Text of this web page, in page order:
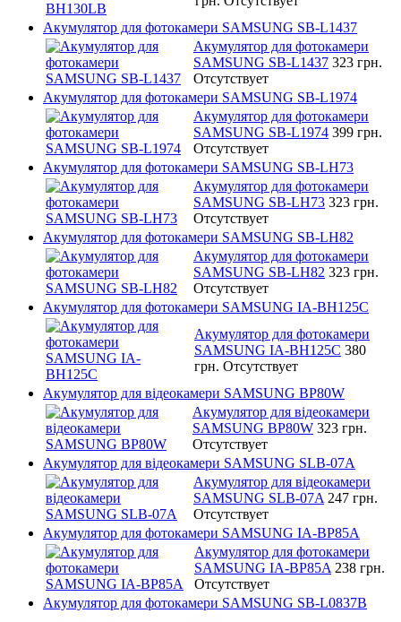
Акумулятор для фотокамери SAMSUNG SB-L1437
Акумулятор для фотокамери
SAMSUNG SB-L1437 323 грн.
Отсутствует
Акумулятор для фотокамери SAMSUNG SB-L1974
Акумулятор для фотокамери
SAMSUNG SB-L1974 399 грн.
Отсутствует
Акумулятор для фотокамери SAMSUNG SB-LH73
Акумулятор для фотокамери
SAMSUNG SB-LH73 323 грн.
Отсутствует
Акумулятор для фотокамери SAMSUNG SB-LH82
Акумулятор для фотокамери
SAMSUNG SB-LH82 323 грн.
Отсутствует
Акумулятор для фотокамери SAMSUNG IA-BH125C
Акумулятор для фотокамери
SAMSUNG IA-BH125C 380
грн. Отсутствует
Акумулятор для відеокамери SAMSUNG BP80W
Акумулятор для відеокамери
SAMSUNG BP80W 323 грн.
Отсутствует
Акумулятор для відеокамери SAMSUNG SLB-07A
Акумулятор для відеокамери
SAMSUNG SLB-07A 247 грн.
Отсутствует
Акумулятор для фотокамери SAMSUNG IA-BP85A
Акумулятор для фотокамери
SAMSUNG IA-BP85A 238 грн.
Отсутствует
Акумулятор для фотокамери SAMSUNG SB-L0837B